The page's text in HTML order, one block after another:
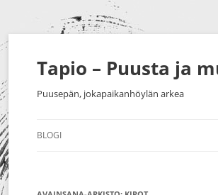
Siirry
Tapio – Puusta ja
Puusepän, jokapaikanhöylän arkea
BLOGI